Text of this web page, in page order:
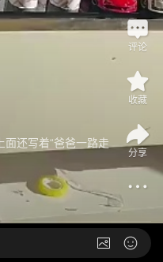
面还写着“爸爸一路走
评论
收藏
分享